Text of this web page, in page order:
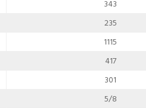
343
235
1115
417
301
5/8